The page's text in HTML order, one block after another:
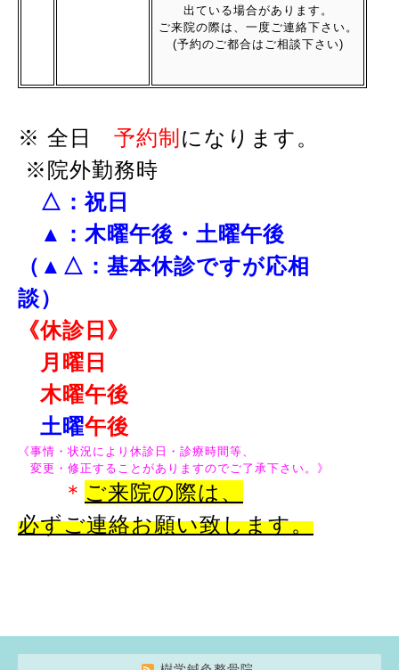
出ている場合があります。
ご来院の際は、一度ご連絡下さい。
(予約のご都合はご相談下さい)
※ 全日 予約制 になります。
※ 院外勤務時
△ ：祝日
▲：木曜午後・ 土曜午後
（ ▲△：基本休診ですが応相
談）
《休診日》
月曜日
木曜午後
土曜午後
《事情・状況により休診日・診療時間等、
変更・修正することがありますのでご了承下さい。》
＊ ご来院の際は、
必ずご連絡お願い致します。